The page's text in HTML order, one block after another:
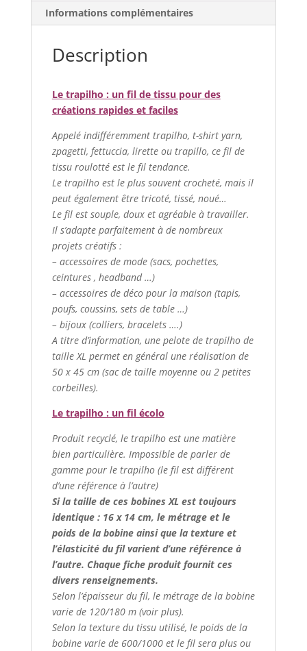
Informations complémentaires
Description
Le trapilho : un fil de tissu pour des
créations rapides et faciles
Appelé indifféremment trapilho, t-shirt yarn,
zpagetti, fettuccia, lirette ou trapillo, ce fil de
tissu roulotté est le fil tendance.
Le trapilho est le plus souvent crocheté, mais il
peut également être tricoté, tissé, noué…
Le fil est souple, doux et agréable à travailler.
Il s’adapte parfaitement à de nombreux
projets créatifs :
– accessoires de mode (sacs, pochettes,
ceintures , headband …)
– accessoires de déco pour la maison (tapis,
poufs, coussins, sets de table …)
– bijoux (colliers, bracelets ….)
A titre d’information, une pelote de trapilho de
taille XL permet en général une réalisation de
50 x 45 cm (sac de taille moyenne ou 2 petites
corbeilles).
Le trapilho : un fil écolo
Produit recyclé, le trapilho est une matière
bien particulière. Impossible de parler de
gamme pour le trapilho (le fil est différent
d’une référence à l’autre)
Si la taille de ces bobines XL est toujours
identique : 16 x 14 cm, le métrage et le
poids de la bobine ainsi que la texture et
l’élasticité du fil varient d’une référence à
l’autre. Chaque fiche produit fournit ces
divers renseignements.
Selon l’épaisseur du fil, le métrage de la bobine
varie de 120/180 m (voir plus).
Selon la texture du tissu utilisé, le poids de la
bobine varie de 600/1000 et le fil sera plus ou